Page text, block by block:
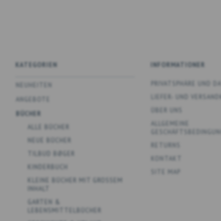
KATEGORIEN
ANGEBOTE
BÜCHER
ALLE BÜCHER
NEUE BÜCHER
KINDERBUCH
KLEINE BÜCHER MIT GROSSEM
INHALT
GARTEN &
LEBENSMITTELBÜCHER
INFORMATIONER
LIEFER- UND
ALLGEMEINE
KONTAKT
SITE MAP